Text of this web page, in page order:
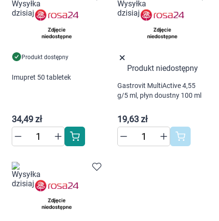
Korzystamy z plików cookies w celu
preferencji. Więcej informacji znajdziesz w
naszejpolityce prywatności. Możesz określić
warunki przechowywania lub dostępu do
"Ustawienia" lub możesz zaakceptować
ustawienia wszystkich cookies klikając
AKCEPTUJĘ WSZYSTKIE
Mężczyzna
Zdrowy styl życia
Zabawki
Sprzęt medyczny
Grupy produktowe
Produkt dostępny
Imupret 50 tabletek
34,49 zł
Produkt niedostępny
Gastrovit MultiActive 4,55
g/5 ml, płyn doustny 100 ml
19,63 zł